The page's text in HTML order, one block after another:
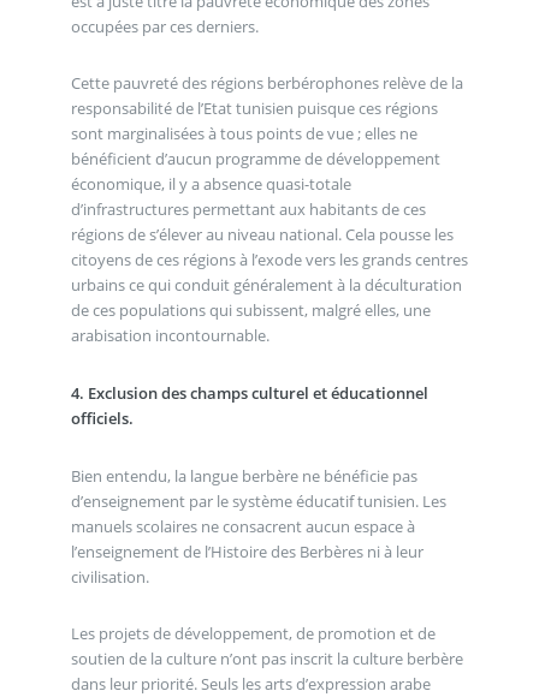
occupées par ces derniers.
Cette pauvreté des régions berbérophones relève de la
responsabilité de l’Etat tunisien puisque ces régions
sont marginalisées à tous points de vue ; elles ne
bénéficient d’aucun programme de développement
économique, il y a absence quasi-totale
d’infrastructures permettant aux habitants de ces
régions de s’élever au niveau national. Cela pousse les
citoyens de ces régions à l’exode vers les grands centres
urbains ce qui conduit généralement à la déculturation
de ces populations qui subissent, malgré elles, une
arabisation incontournable.
4. Exclusion des champs culturel et éducationnel
officiels.
Bien entendu, la langue berbère ne bénéficie pas
d’enseignement par le système éducatif tunisien. Les
manuels scolaires ne consacrent aucun espace à
l’enseignement de l’Histoire des Berbères ni à leur
civilisation.
Les projets de développement, de promotion et de
soutien de la culture n’ont pas inscrit la culture berbère
dans leur priorité. Seuls les arts d’expression arabe